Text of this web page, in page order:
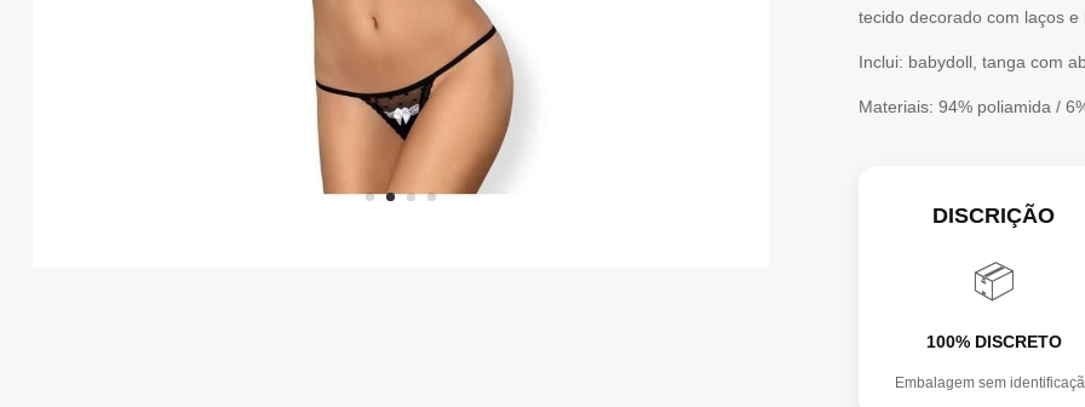
tecido decorado com laços e
Inclui: babydoll, tanga com
Materiais: 94% poliamida /
DISCRIÇÃO
📦
100% DISCRETO
Embalagem sem